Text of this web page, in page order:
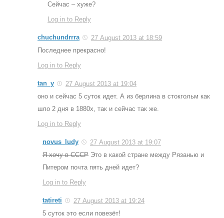
Сейчас – хуже?
Log in to Reply
chuchundrrra
27 August 2013 at 18:59
Последнее прекрасно!
Log in to Reply
tan_y
27 August 2013 at 19:04
оно и сейчас 5 суток идет. А из берлина в стокгольм как
шло 2 дня в 1880х, так и сейчас так же.
Log in to Reply
novus_ludy
27 August 2013 at 19:07
Я хочу в СССР Это в какой стране между Рязанью и
Питером почта пять дней идет?
Log in to Reply
tatireti
27 August 2013 at 19:24
5 суток это если повезёт!